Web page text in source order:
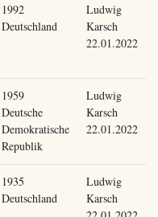
1992
Deutschland
Ludwig
Karsch
22.01.2022
1959
Deutsche
Demokratische
Republik
Ludwig
Karsch
22.01.2022
1935
Deutschland
Ludwig
Karsch